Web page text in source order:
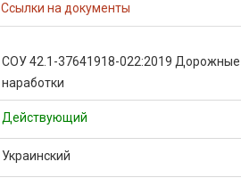
Ссылки на документы
СОУ 42.1-37641918-022:2019
наработки
Действующий
Украинский